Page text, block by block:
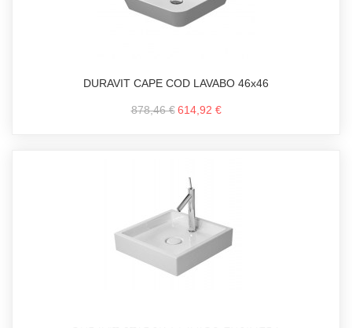
DURAVIT CAPE COD LAVABO 46x46
878,46 € 614,92 €